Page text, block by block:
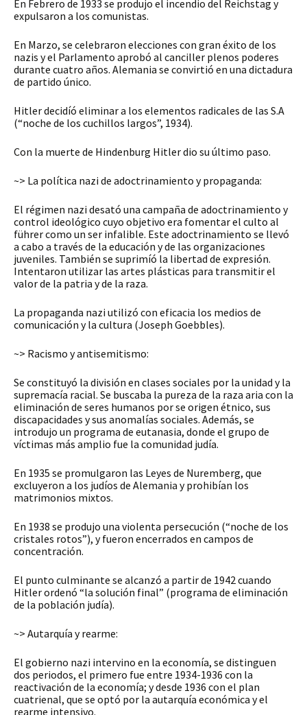
En Febrero de 1933 se produjo el incendio del Reichstag y
expulsaron a los comunistas.
En Marzo, se celebraron elecciones con gran éxito de los
nazis y el Parlamento aprobó al canciller plenos poderes
durante cuatro años. Alemania se convirtió en una dictadura
de partido único.
Hitler decidíó eliminar a los elementos radicales de las S.A
(“noche de los cuchillos largos”, 1934).
Con la muerte de Hindenburg Hitler dio su último paso.
~> La política nazi de adoctrinamiento y propaganda:
El régimen nazi desató una campaña de adoctrinamiento y
control ideológico cuyo objetivo era fomentar el culto al
führer como un ser infalible. Este adoctrinamiento se llevó
a cabo a través de la educación y de las organizaciones
juveniles. También se suprimíó la libertad de expresión.
Intentaron utilizar las artes plásticas para transmitir el
valor de la patria y de la raza.
La propaganda nazi utilizó con eficacia los medios de
comunicación y la cultura (Joseph Goebbles).
~> Racismo y antisemitismo:
Se constituyó la división en clases sociales por la unidad y la
supremacía racial. Se buscaba la pureza de la raza aria con la
eliminación de seres humanos por se origen étnico, sus
discapacidades y sus anomalías sociales. Además, se
introdujo un programa de eutanasia, donde el grupo de
víctimas más amplio fue la comunidad judía.
En 1935 se promulgaron las Leyes de Nuremberg, que
excluyeron a los judíos de Alemania y prohibían los
matrimonios mixtos.
En 1938 se produjo una violenta persecución (“noche de los
cristales rotos”), y fueron encerrados en campos de
concentración.
El punto culminante se alcanzó a partir de 1942 cuando
Hitler ordenó “la solución final” (programa de eliminación
de la población judía).
~> Autarquía y rearme:
El gobierno nazi intervino en la economía, se distinguen
dos periodos, el primero fue entre 1934-1936 con la
reactivación de la economía; y desde 1936 con el plan
cuatrienal, que se optó por la autarquía económica y el
rearme intensivo.